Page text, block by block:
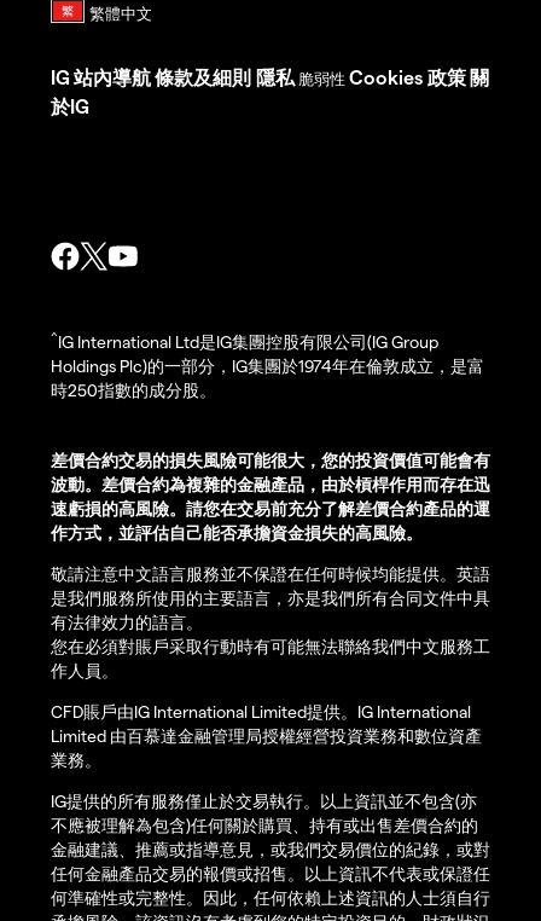
IG 站內導航條款及細則 隱私 脆弱性 Cookies 政策 關
於IG
^IG International Ltd是IG集團控股有限公司(IG Group
Holdings Plc)的一部分，IG集團於1974年在倫敦成立，是富
時250指數的成分股。
差價合約交易的損失風險可能很大，您的投資價值可能會有
波動。差價合約為複雜的金融產品，由於槓桿作用而存在迅
速虧損的高風險。請您在交易前充分了解差價合約產品的運
作方式，並評估自己能否承擔資金損失的高風險。
敬請注意中文語言服務並不保證在任何時候均能提供。英語
是我們服務所使用的主要語言，亦是我們所有合同文件中具
有法律效力的語言。
您在必須對賬戶采取行動時有可能無法聯絡我們中文服務工
作人員。
CFD賬戶由IG International Limited提供。IG International
Limited 由百慕達金融管理局授權經營投資業務和數位資產
業務。
IG提供的所有服務僅止於交易執行。以上資訊並不包含(亦
不應被理解為包含)任何關於購買、持有或出售差價合約的
金融建議、推薦或指導意見，或我們交易價位的紀錄，或對
任何金融產品交易的報價或招售。以上資訊不代表或保證任
何準確性或完整性。因此，任何依賴上述資訊的人士須自行